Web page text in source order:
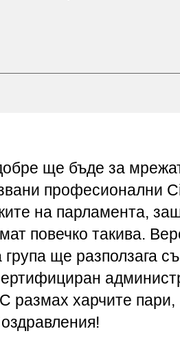
ще бъде за
професионални
на парламента,
повечко такива.
ще разползага
размах харчите пари,